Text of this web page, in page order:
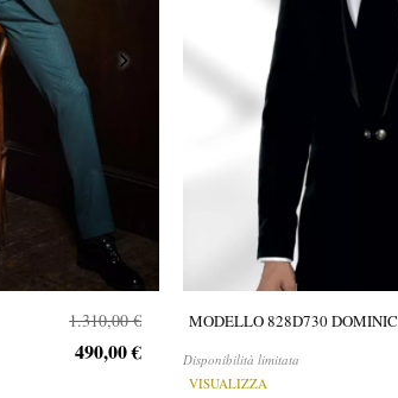
1.310,00 €
490,00 €
MODELLO 828D730 DOMINIC
Disponibilità limitata
VISUALIZZA